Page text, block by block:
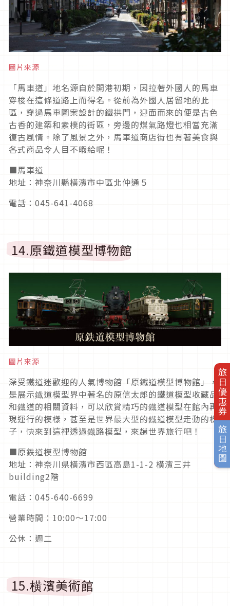
旅日優惠券
旅日地圖
圖片來源
「馬車道」地名源自於開港初期，因拉著外國人的馬車
穿梭在這條道路上而得名。從前為外國人居留地的此
區，穿過馬車圖案設計的鐵拱門，迎面而來的便是古色
古香的建築和素樸的街區，旁邊的煤氣路燈也相當充滿
復古風情。除了風景之外，馬車道商店街也有著美食與
各式商品令人目不暇給呢！
■馬車道
地址：神奈川縣橫濱市中區北仲通５
電話：045-641-4068
14.原鐵道模型博物館
圖片來源
深受鐵道迷歡迎的人氣博物館「原鐵道模型博物館」，
是展示鐡道模型界中著名的原信太郎的鐵道模型收藏品
和鐡道的相關資料，可以欣賞精巧的鐡道模型在館內再
現運行的模樣，甚至是世界最大型的鐡道模型走動的樣
子，快來到這裡透過鐡路模型，來趟世界旅行吧！
■原鉄道模型博物館
地址：神奈川県橫濱市西區高島1-1-2 橫濱三井
building2階
電話：045-640-6699
營業時間：10:00〜17:00
公休：週二
15.横濱美術館